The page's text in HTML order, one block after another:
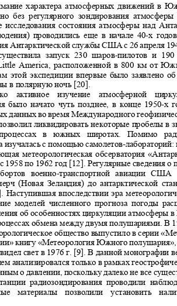
характера атмосферных движений в
без регулярного зондирования
исследования состояния атмосферы над
проводились еще в начале 40-х
Антарктической службы США с 26 апреля
запуск 230 шаров-пилотов и
America, расположенной в 800 км от
этой экспедиции впервые было заявлено
в полярную ночь [20].
активное изучение атмосферной
было начато чуть позднее, в конце 1950-х
данных во время Международного
ликвидировать некоторые пробелы в
в южных широтах. Помимо
изучалась с помощью самолетов-лабораторий:
метеорологическая обсерватория
1958 по 1962 год [12]. Регулярные сведения
военно-транспортной авиации
(Новая Зеландия) до антарктической
Наступившая впоследствии эра
моделей численного прогноза погоды
об особенностях циркуляции
обмена между двумя полушариями. В
общество выпустило в серии
книгу «Метеорология Южного
свет в 1976 г. [9]. В данной
анализировался только в рамках
о давлении, поскольку далеко не все
радиозондирования проводили
материалы позволили установить